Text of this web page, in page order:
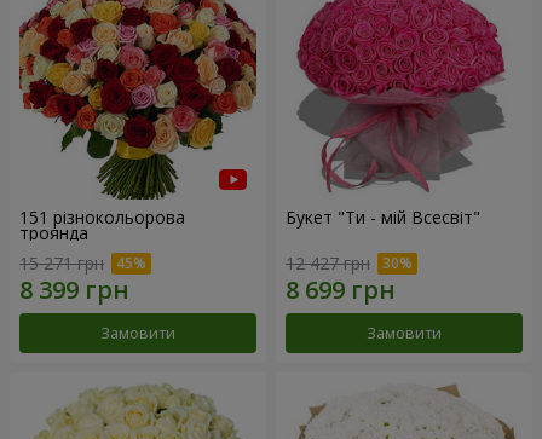
151 різнокольорова
троянда
15 271 грн
Замовити
Букет "Ти - мій Всесвіт"
12 427 грн
Замовити